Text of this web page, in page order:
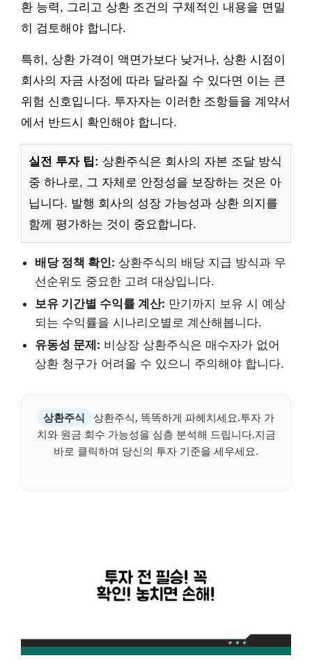
환 능력, 그리고 상환 조건의 구체적인 내용을 면밀
히 검토해야 합니다.
특히, 상환 가격이 액면가보다 낮거나, 상환 시점이
회사의 자금 사정에 따라 달라질 수 있다면 이는 큰
위험 신호입니다. 투자자는 이러한 조항들을 계약서
에서 반드시 확인해야 합니다.
실전 투자 팁: 상환주식은 회사의 자본 조달 방식
중 하나로, 그 자체로 안정성을 보장하는 것은 아
닙니다. 발행 회사의 성장 가능성과 상환 의지를
함께 평가하는 것이 중요합니다.
배당 정책 확인: 상환주식의 배당 지급 방식과 우
선순위도 중요한 고려 대상입니다.
보유 기간별 수익률 계산: 만기까지 보유 시 예상
되는 수익률을 시나리오별로 계산해봅니다.
유동성 문제: 비상장 상환주식은 매수자가 없어
상환 청구가 어려울 수 있으니 주의해야 합니다.
상환주식
상환주식, 똑똑하게 파헤치세요.투자 가
치와 원금 회수 가능성을 심층 분석해 드립니다.지금
바로 클릭하여 당신의 투자 기준을 세우세요.